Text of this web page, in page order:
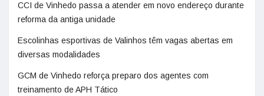
CCI de Vinhedo passa a atender em novo endereço durante
reforma da antiga unidade
Escolinhas esportivas de Valinhos têm vagas abertas em
diversas modalidades
GCM de Vinhedo reforça preparo dos agentes com
treinamento de APH Tático